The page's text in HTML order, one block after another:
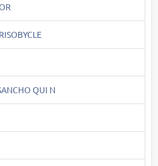
QUI N